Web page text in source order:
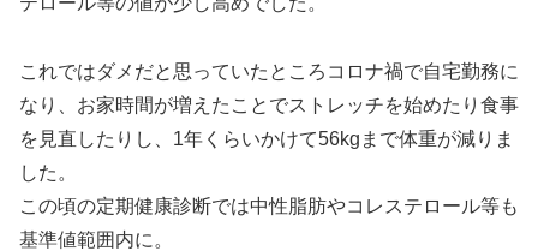
これではダメだと思っていたところコロナ禍で自宅勤務に
なり、お家時間が増えたことでストレッチを始めたり食事
を見直したりし、1年くらいかけて56kgまで体重が減りま
した。
この頃の定期健康診断では中性脂肪やコレステロール等も
基準値範囲内に。